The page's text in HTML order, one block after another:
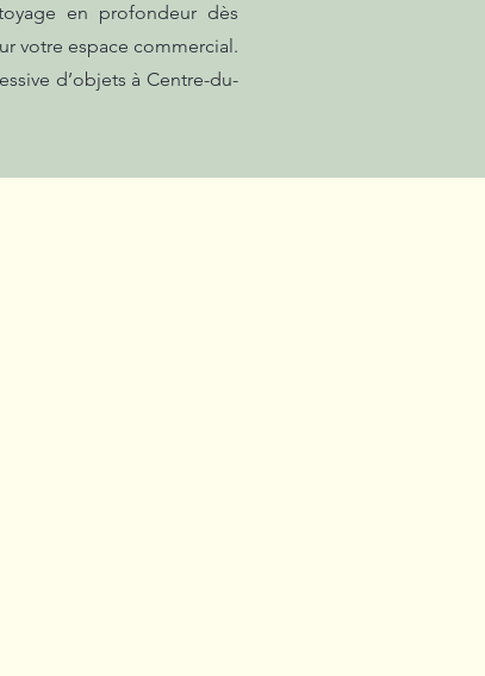
en profondeur dès
votre espace commercial.
d’objets à Centre-du-